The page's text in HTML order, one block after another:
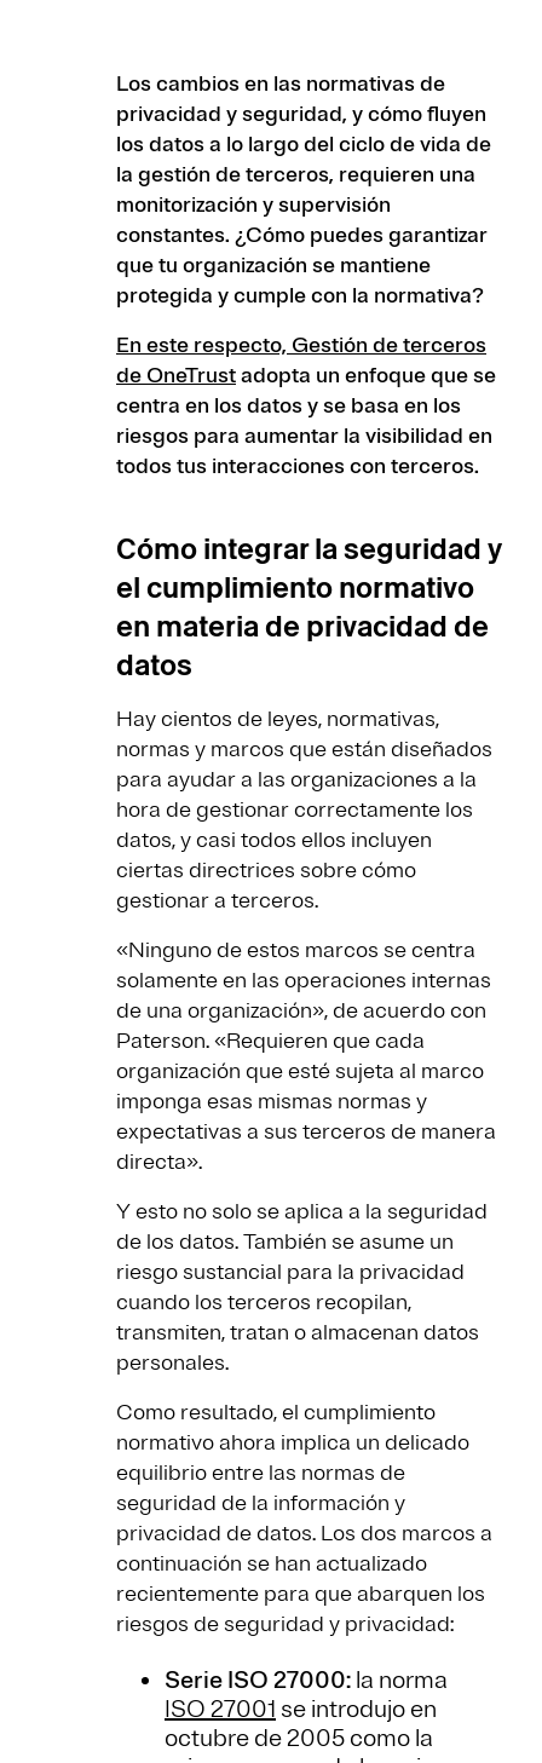
Los cambios en las normativas de
privacidad y seguridad, y cómo fluyen
los datos a lo largo del ciclo de vida de
la gestión de terceros, requieren una
monitorización y supervisión
constantes. ¿Cómo puedes garantizar
que tu organización se mantiene
protegida y cumple con la normativa?
En este respecto, Gestión de terceros
de OneTrustadopta un enfoque que se
centra en los datos y se basa en los
riesgos para aumentar la visibilidad en
todos tus interacciones con terceros.
Cómo integrar la seguridad y
el cumplimiento normativo
en materia de privacidad de
datos
Hay cientos de leyes, normativas,
normas y marcos que están diseñados
para ayudar a las organizaciones a la
hora de gestionar correctamente los
datos, y casi todos ellos incluyen
ciertas directrices sobre cómo
gestionar a terceros.
«Ninguno de estos marcos se centra
solamente en las operaciones internas
de una organización», de acuerdo con
Paterson. «Requieren que cada
organización que esté sujeta al marco
imponga esas mismas normas y
expectativas a sus terceros de manera
directa».
Y esto no solo se aplica a la seguridad
de los datos. También se asume un
riesgo sustancial para la privacidad
cuando los terceros recopilan,
transmiten, tratan o almacenan datos
personales.
Como resultado, el cumplimiento
normativo ahora implica un delicado
equilibrio entre las normas de
seguridad de la información y
privacidad de datos. Los dos marcos a
continuación se han actualizado
recientemente para que abarquen los
riesgos de seguridad y privacidad:
Serie ISO 27000: la norma
ISO 27001 se introdujo en
octubre de 2005 como la